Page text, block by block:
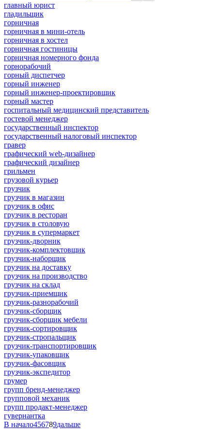
главный юрист
гладильщик
горничная
горничная в мини-отель
горничная в хостел
горничная гостиницы
горничная номерного фонда
горнорабочий
горный диспетчер
горный инженер
горный инженер-проектировщик
горный мастер
госпитальный медицинский представитель
гостевой менеджер
государственный инспектор
государственный налоговый инспектор
гравер
графический web-дизайнер
графический дизайнер
грильмен
грузовой курьер
грузчик
грузчик в магазин
грузчик в офис
грузчик в ресторан
грузчик в столовую
грузчик в супермаркет
грузчик-дворник
грузчик-комплектовщик
грузчик-наборщик
грузчик на доставку
грузчик на производство
грузчик на склад
грузчик-приемщик
грузчик-разнорабочий
грузчик-сборщик
грузчик-сборщик мебели
грузчик-сортировщик
грузчик-стропальщик
грузчик-транспортировщик
грузчик-упаковщик
грузчик-фасовщик
грузчик-экспедитор
грумер
групп бренд-менеджер
групповой механик
групп продакт-менеджер
гувернантка
В начало456789дальше